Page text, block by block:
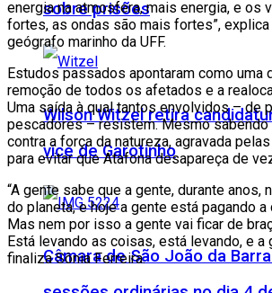
sobre prisões
Wilson Witzel retira
vice de Garotinho
Câmara de São João da
energia na atmosfera, mais energia, e os
fortes, as ondas são mais fortes”, explica
geógrafo marinho da UFF.
Estudos passados apontaram como uma
remoção de todos os afetados e a
Uma saída à qual tantos envolvidos – de
pescadores – resistem. Mesmo sabendo
contra a força da natureza, agravada
para evitar que Atafona desapareça de
“A gente sabe que a gente, durante anos,
do planeta, e hoje a gente está pagando a
Mas nem por isso a gente vai ficar de
Está levando as coisas, está levando, e a
finaliza Sônia Ferreira.